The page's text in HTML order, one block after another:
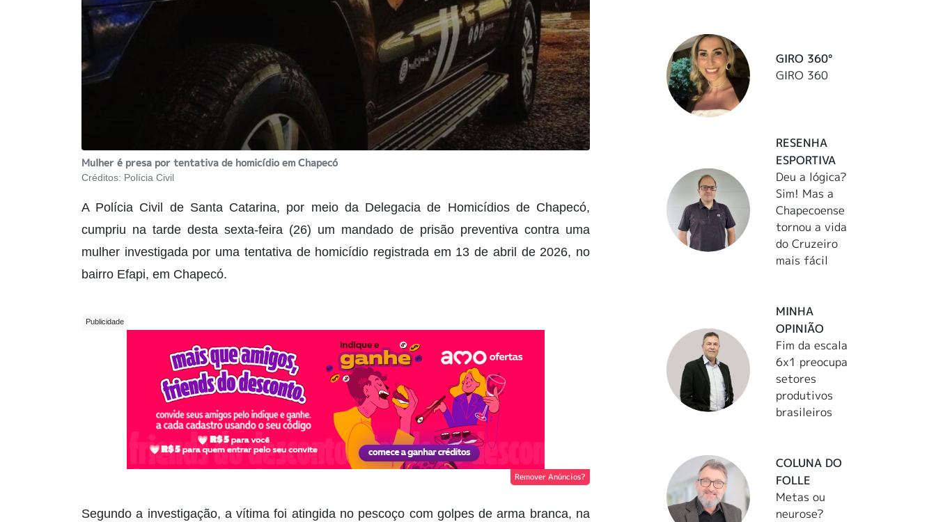
Mulher é presa por tentativa de homicídio em Chapecó
Créditos: Polícia Civil
A Polícia Civil de Santa Catarina, por meio da Delegacia de Homicídios de Chapecó,
cumpriu na tarde desta sexta-feira (26) um mandado de prisão preventiva contra uma
mulher investigada por uma tentativa de homicídio registrada em 13 de abril de 2026, no
bairro Efapi, em Chapecó.
Remover Anúncios?
Segundo a investigação, a vítima foi atingida no pescoço com golpes de arma branca, na
GIRO 360°
GIRO 360
RESENHA
ESPORTIVA
Deu a lógica?
Sim! Mas a
Chapecoense
tornou a vida
do Cruzeiro
mais fácil
MINHA
OPINIÃO
Fim da escala
6x1 preocupa
setores
produtivos
brasileiros
COLUNA DO
FOLLE
Metas ou
neurose?